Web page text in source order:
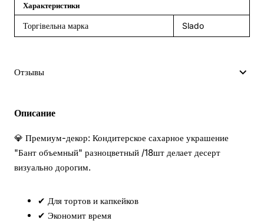
Характеристики
Торгівельна марка Slado
Отзывы
Описание
💎 Премиум-декор: Кондитерское сахарное украшение
"Бант объемный" разноцветный /18шт делает десерт
визуально дорогим.
✔ Для тортов и капкейков
✔ Экономит время